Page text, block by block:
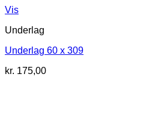
Vis
Underlag
Underlag 60 x 309
kr. 175,00